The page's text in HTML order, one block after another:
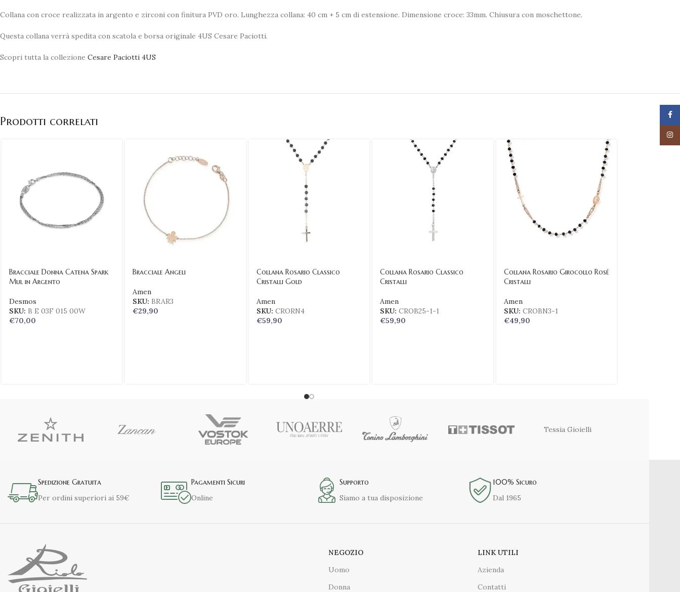
Collana con croce realizzata in argento e zirconi con finitura PVD oro. Lunghezza collana: 40 cm + 5 cm di estensione. Dimensione croce: 33mm. Chiusura con moschettone.
Questa collana verrà spedita con scatola e borsa originale 4US Cesare Paciotti.
Scopri tutta la collezione Cesare Paciotti 4US
Prodotti correlati
Bracciale Donna Catena Spark
Mul in Argento
Desmos
SKU: B E 03F 015 00W
€70,00
Bracciale Angeli
Amen
SKU: BRAR3
€29,90
Collana Rosario Classico
Cristalli Gold
Amen
SKU: CRORN4
€59,90
Collana Rosario Classico
Cristalli
Amen
SKU:CROB25-1-1
€59,90
Collana Rosario Girocollo Rosé
Cristalli
Amen
SKU: CROBN3-1
€49,90
Tessia Gioielli
Spedizione Gratuita
Per ordini superiori ai 59€
Pagamenti Sicuri
Online
Supporto
Siamo a tua disposizione
100% Sicuro
Dal 1965
NEGOZIO
Uomo
Donna
LINK UTILI
Azienda
Contatti